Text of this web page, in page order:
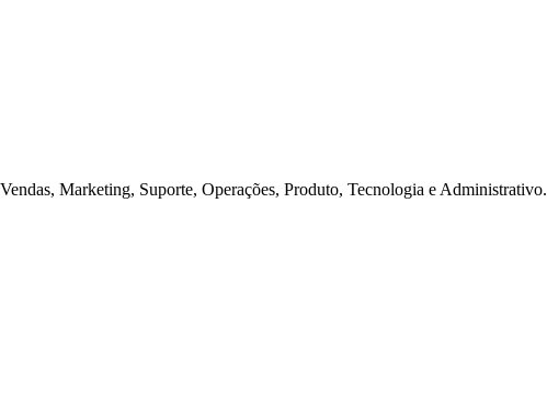
Marketing, Suporte, Operações, Produto, Tecnologia e Administrativo.